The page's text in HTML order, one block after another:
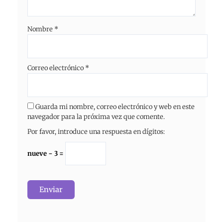
Nombre *
Correo electrónico *
Guarda mi nombre, correo electrónico y web en este
navegador para la próxima vez que comente.
Por favor, introduce una respuesta en dígitos:
nueve − 3 =